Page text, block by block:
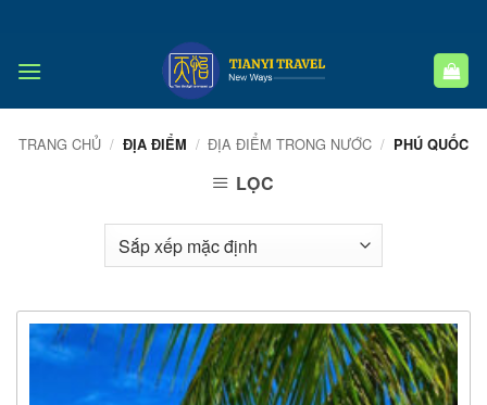
nội
TRANG CHỦ / ĐỊA ĐIỂM / ĐỊA ĐIỂM TRONG NƯỚC / PHÚ QUỐC
LỌC